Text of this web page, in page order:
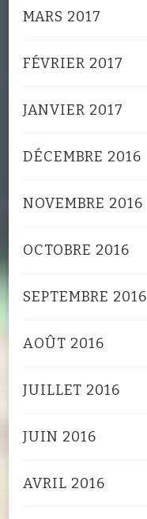
MARS 2017
FÉVRIER 2017
JANVIER 2017
DÉCEMBRE 2016
NOVEMBRE 2016
OCTOBRE 2016
SEPTEMBRE 2016
AOÛT 2016
JUILLET 2016
JUIN 2016
AVRIL 2016